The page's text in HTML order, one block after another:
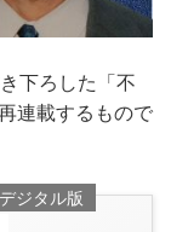
下ろした「不
連載するもので
ジタル版